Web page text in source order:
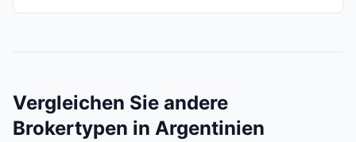
Vergleichen Sie andere
Brokertypen in Argentinien